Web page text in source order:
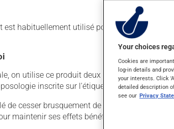
est habituellement utilisé pour faciliter le
on utilise ce produit deux fois par jour. Il
inscrite sur l'étiquette. N'en utilisez
de cesser brusquement de prendre ce
maintenir ses effets bénéfiques, il doit être
Your choices
Cookies are
log-in details and
your interests. Click
detailed description
see our Privacy